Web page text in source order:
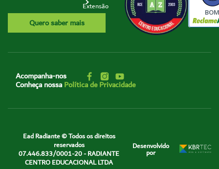
Quero saber mais
Extensão
Acompanha-nos
Conheça nossaPolítica de Privacidade
Ead Radiante © Todos os direitos
reservados
07.446.833/0001-20 - RADIANTE
CENTRO EDUCACIONAL LTDA
Desenvolvido
por